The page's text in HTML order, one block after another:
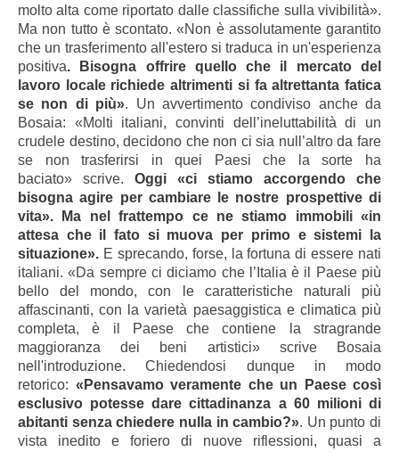
molto alta come riportato dalle classifiche sulla vivibilità».
Ma non tutto è scontato. «Non è assolutamente garantito
che un trasferimento all'estero si traduca in un'esperienza
positiva. Bisogna offrire quello che il mercato del
lavoro locale richiede altrimenti si fa altrettanta fatica
se non di più». Un avvertimento condiviso anche da
Bosaia: «Molti italiani, convinti dell’ineluttabilità di un
crudele destino, decidono che non ci sia null’altro da fare
se non trasferirsi in quei Paesi che la sorte ha
baciato» scrive. Oggi «ci stiamo accorgendo che
bisogna agire per cambiare le nostre prospettive di
vita». Ma nel frattempo ce ne stiamo immobili «in
attesa che il fato si muova per primo e sistemi la
situazione». E sprecando, forse, la fortuna di essere nati
italiani. «Da sempre ci diciamo che l’Italia è il Paese più
bello del mondo, con le caratteristiche naturali più
affascinanti, con la varietà paesaggistica e climatica più
completa, è il Paese che contiene la stragrande
maggioranza dei beni artistici» scrive Bosaia
nell'introduzione. Chiedendosi dunque in modo
retorico: «Pensavamo veramente che un Paese così
esclusivo potesse dare cittadinanza a 60 milioni di
abitanti senza chiedere nulla in cambio?». Un punto di
vista inedito e foriero di nuove riflessioni, quasi a